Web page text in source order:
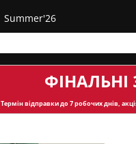
Summer'26
Термін відправкидо 7 робочих днів,